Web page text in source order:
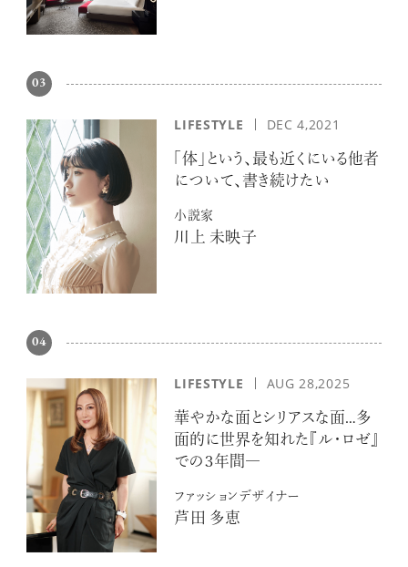
03
LIFESTYLE DEC 4,2021
「体」という、最も近くにいる他者
について、書き続けたい
小説家
川上 未映子
04
LIFESTYLE AUG 28,2025
華やかな面とシリアスな面…多
面的に世界を知れた『ル・ロゼ』
での３年間―
ファッションデザイナー
芦田 多恵